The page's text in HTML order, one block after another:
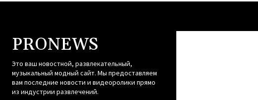
PRONEWS
Это ваш новостной, развлекательный,
музыкальный модный сайт. Мы предоставляем
вам последние новости и видеоролики прямо
из индустрии развлечений.